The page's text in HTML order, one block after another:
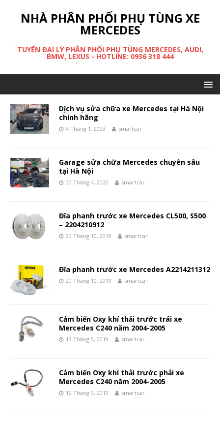
NHÀ PHÂN PHỐI PHỤ TÙNG XE
MERCEDES
TUYỂN ĐẠI LÝ PHÂN PHỐI PHỤ TÙNG MERCEDES, AUDI,
BMW, LEXUS - HOTLINE: 0936 318 444
Dịch vụ sửa chữa xe Mercedes tại Hà Nội
chính hãng
4 Tháng 1, 2023 smartcar
Garage sửa chữa Mercedes chuyên sâu
tại Hà Nội
30 Tháng 4, 2020 smartcar
Đĩa phanh trước xe Mercedes CL500, S500
– 2204210912
20 Tháng 10, 2019 smartcar
Đĩa phanh trước xe Mercedes A2214211312
20 Tháng 10, 2019 smartcar
Cảm biến Oxy khí thải trước trái xe
Mercedes C240 năm 2004-2005
13 Tháng 9, 2019 smartcar
Cảm biến Oxy khí thải trước phải xe
Mercedes C240 năm 2004-2005
12 Tháng 9, 2019 smartcar